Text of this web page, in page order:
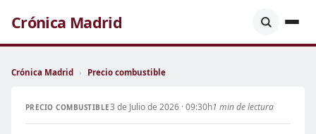
Crónica Madrid
Crónica Madrid › Precio combustible
PRECIO COMBUSTIBLE3 de Julio de 2026 · 09:30h1 min de lectura